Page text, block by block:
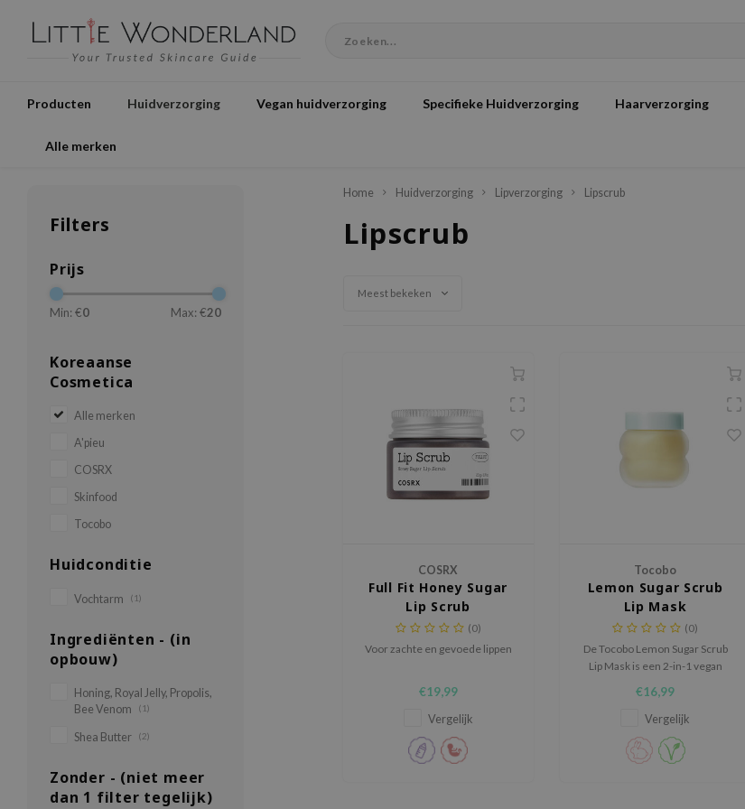
Producten Huidverzorging Vegan huidverzorging Specifieke Huidverzorging Haarverzorging
Alle merken
Filters
Prijs
Min: €0 Max: €20
Koreaanse
Cosmetica
Alle merken
A'pieu
COSRX
Skinfood
Tocobo
Huidconditie
Vochtarm (1)
Ingrediënten - (in
opbouw)
Honing, Royal Jelly, Propolis,
Bee Venom
(1)
Shea Butter (2)
Zonder - (niet meer
dan 1 filter tegelijk)
Home Huidverzorging Lipverzorging Lipscrub
Lipscrub
Meest bekeken
COSRX
Full Fit Honey Sugar
Lip Scrub
(0)
Voor zachte en gevoede lippen
€19,99
Vergelijk
Tocobo
Lemon Sugar Scrub
Lip Mask
(0)
De Tocobo Lemon Sugar Scrub
Lip Mask is een 2-in-1 vegan
intens voedt zonder af te
spoelen.
€16,99
Vergelijk